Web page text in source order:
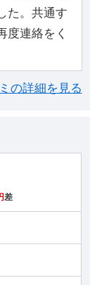
た。共通す
度連絡をく
の詳細を見る
差